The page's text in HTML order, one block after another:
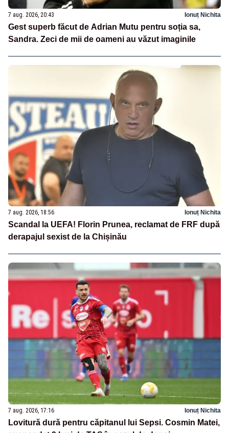
7 aug. 2026, 20:43 Ionuț Nichita
Gest superb făcut de Adrian Mutu pentru soția sa,
Sandra. Zeci de mii de oameni au văzut imaginile
7 aug. 2026, 18:56 Ionuț Nichita
Scandal la UEFA! Florin Prunea, reclamat de FRF după
derapajul sexist de la Chișinău
7 aug. 2026, 17:16 Ionuț Nichita
Lovitură dură pentru căpitanul lui Sepsi. Cosmin Matei,